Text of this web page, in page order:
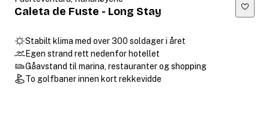
Caleta de Fuste - Long Stay
Stabilt klima med over 300 soldager i året
Egen strand rett nedenfor hotellet
Gåavstand til marina, restauranter og shopping
To golfbaner innen kort rekkevidde